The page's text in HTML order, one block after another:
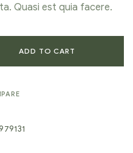
Quasi est quia facere.
ADD TO CART